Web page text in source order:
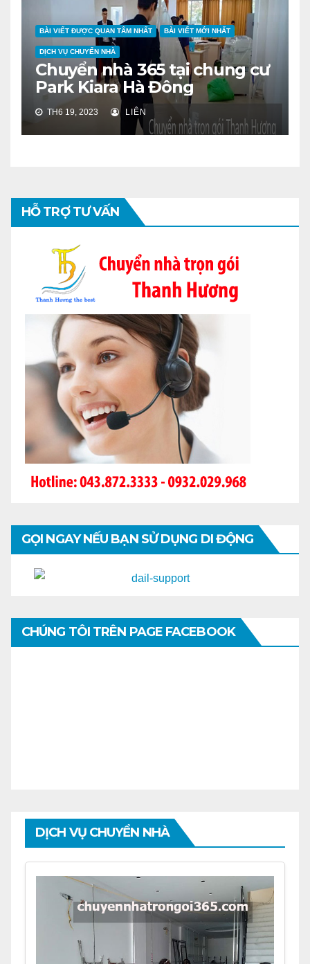
BÀI VIẾT ĐƯỢC QUAN TÂM NHẤT BÀI VIẾT MỚI NHẤT
DỊCH VỤ CHUYỂN NHÀ
Chuyển nhà 365 tại chung cư
Park Kiara Hà Đông
TH6 19, 2023 LIÊN
HỖ TRỢ TƯ VẤN
GỌI NGAY NẾU BẠN SỬ DỤNG DI ĐỘNG
CHÚNG TÔI TRÊN PAGE FACEBOOK
DỊCH VỤ CHUYỂN NHÀ